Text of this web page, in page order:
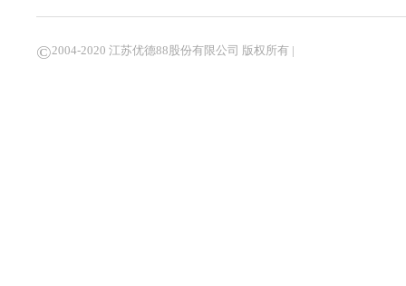
©2004-2020 江苏优德88股份有限公司 版权所有 |